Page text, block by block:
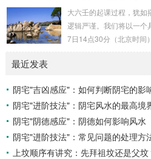
26年丙午，是火力全开的
火”的人，等于得到了天
运势自然一飞冲天。八字
大六壬的起课过程，犹
逻辑严谨。我们将以一
7日14点30分（北京时间
你需要：一张空白的天地
干日支。第二步：核心步
步必须精准。1. 定月将（
最近发表
阴宅"吉凶感应"：如何判断阴宅的影
阴宅"进阶技法"：阴宅风水的最高
阴宅"阴德感应"：阴德如何影响风水
阴宅"进阶技法"：常见问题的处理方
上坟顺序有讲究：先拜祖坟还是父